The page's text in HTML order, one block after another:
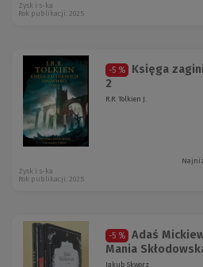
Zysk i s-ka
Rok publikacji: 2025
-5 %
Księga
2
R.R. Tolkien J.
Zysk i s-ka
Rok publikacji: 2025
-5 %
Adaś
Mania
Jakub Skworz